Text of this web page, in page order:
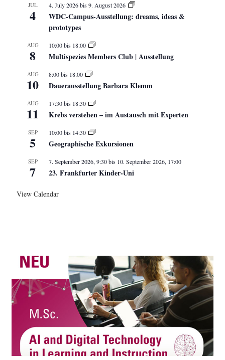
JUL
4
4. July 2026bis9. August 2026
WDC-Campus-Ausstellung: dreams, ideas &
prototypes
AUG
8
10:00bis 18:00
Multispezies Members Club | Ausstellung
AUG
10
8:00bis 18:00
Dauerausstellung Barbara Klemm
AUG
11
17:30bis 18:30
Krebs verstehen – im Austausch mit Experten
SEP
5
10:00bis 14:30
Geographische Exkursionen
SEP
7
7. September 2026, 9:30bis 10. September 2026, 17:00
23. Frankfurter Kinder-Uni
View Calendar